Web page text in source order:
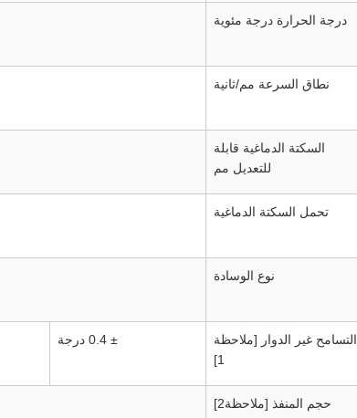
درجة الحرارة درجة مئوية
نطاق السرعة مم/ثانية
السكتة الدماغية قابلة
للتعديل مم
تحمل السكتة الدماغية
نوع الوسادة
التسامح غير الدوار [ملاحظة
1]
± 0.4 درجة
حجم المنفذ [ملاحظة2]